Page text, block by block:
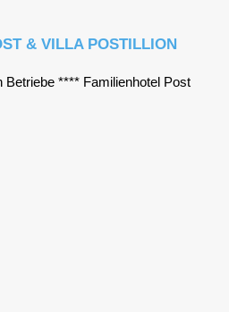
& VILLA POSTILLION
Betrie­be **** Fami­li­en­ho­tel Post